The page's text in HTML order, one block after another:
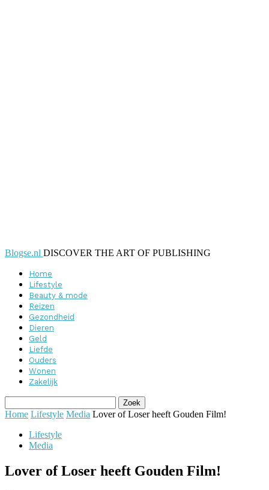
Blogse.nl DISCOVER THE ART OF PUBLISHING
Home
Lifestyle
Beauty & mode
Reizen
Gezondheid
Dieren
Geld
Liefde
Ouders
Wonen
Zakelijk
Home Lifestyle Media Lover of Loser heeft Gouden Film!
Lifestyle
Media
Lover of Loser heeft Gouden Film!